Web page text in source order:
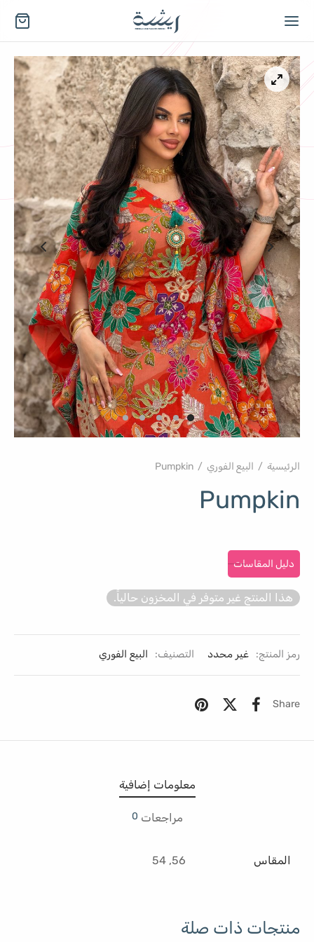
الرئيسية / البيع الفوري /
Pumpkin
دليل المقاسات
هذا المنتج غير متوفر في المخزون حالياً.
رمز المنتج: غير محدد التصنيف: البيع الفوري
Share
معلومات إضافية
مراجعات 0
المقاس 56, 54
منتجات ذات صلة